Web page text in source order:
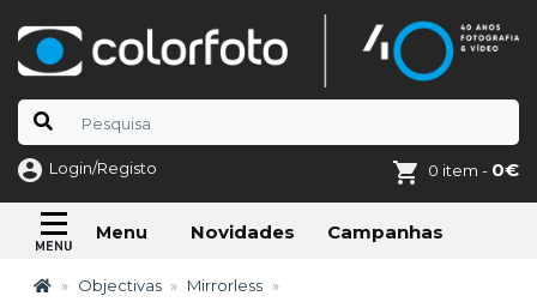
Login/Registo 0 item - 0€
Menu Novidades Campanhas
Objectivas Mirrorless